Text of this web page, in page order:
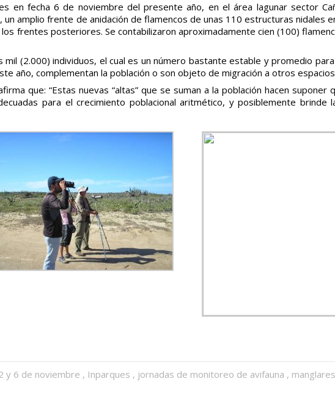
en fecha 6 de noviembre del presente año, en el área lagunar sector
amplio frente de anidación de flamencos de unas 110 estructuras nidales
frentes posteriores. Se contabilizaron aproximadamente cien (100)
(2.000) individuos, el cual es un número bastante estable y promedio para
año, complementan la población o son objeto de migración a otros
que: “Estas nuevas “altas” que se suman a la población hacen suponer
para el crecimiento poblacional aritmético, y posiblemente brinde
y 6 de noviembre , Inparques , jornadas de monitoreo de avifauna , manglares